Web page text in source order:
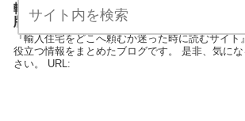
輸入住宅をどこへ頼むか迷った時に読
版】
『輸入住宅をどこへ頼むか迷った時に読むサイ
役立つ情報をまとめたブログです。 是非、気に
さい。 URL: